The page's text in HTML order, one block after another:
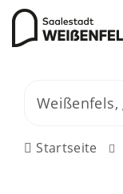
Startseite